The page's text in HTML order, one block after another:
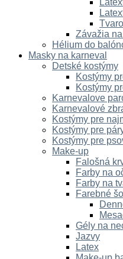
Závažia
Hélium do
Masky na karneval
Detské kostýmy
Kostýmy
Kostýmy
Karnevalove
Karnevalové
Kostýmy pre
Kostýmy pre
Kostýmy pre
Make-up
Falošná
Farby na
Farby na
Farebné
Gély na
Jazvy
Latex